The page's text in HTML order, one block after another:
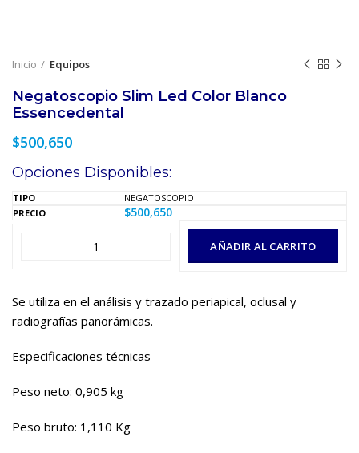
Inicio Equipos
Negatoscopio Slim Led Color Blanco
Essencedental
$500,650
Opciones Disponibles:
NEGATOSCOPIO
$500,650
AÑADIR AL CARRITO
Se utiliza en el análisis y trazado periapical, oclusal y
radiografías panorámicas.
Especificaciones técnicas
Peso neto: 0,905 kg
Peso bruto: 1,110 Kg